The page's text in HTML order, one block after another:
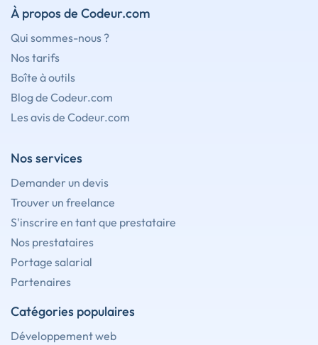
À propos de Codeur.com
Qui sommes-nous ?
Nos tarifs
Boîte à outils
Blog de Codeur.com
Les avis de Codeur.com
Nos services
Demander un devis
Trouver un freelance
S'inscrire en tant que prestataire
Nos prestataires
Portage salarial
Partenaires
Catégories populaires
Développement web